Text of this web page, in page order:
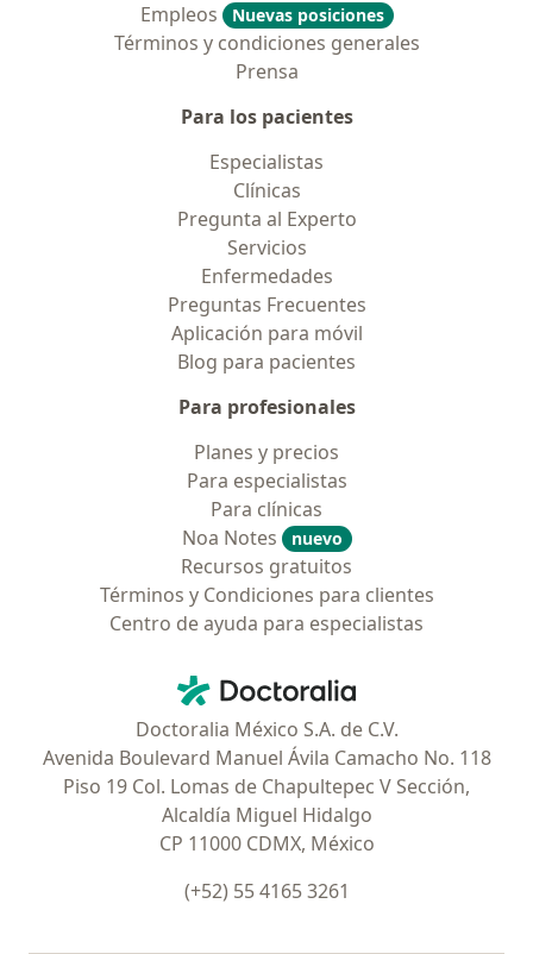
Empleos
Nuevas posiciones
Términos y condiciones generales
Prensa
Para los pacientes
Especialistas
Clínicas
Pregunta al Experto
Servicios
Enfermedades
Preguntas Frecuentes
Aplicación para móvil
Blog para pacientes
Para profesionales
Planes y precios
Para especialistas
Para clínicas
Noa Notes
nuevo
Recursos gratuitos
Términos y Condiciones para clientes
Centro de ayuda para especialistas
Doctoralia - Página de inicio
Doctoralia México S.A. de C.V.
Avenida Boulevard Manuel Ávila Camacho No. 118
Piso 19 Col. Lomas de Chapultepec V Sección,
Alcaldía Miguel Hidalgo
CP 11000 CDMX, México
(+52) 55 4165 3261